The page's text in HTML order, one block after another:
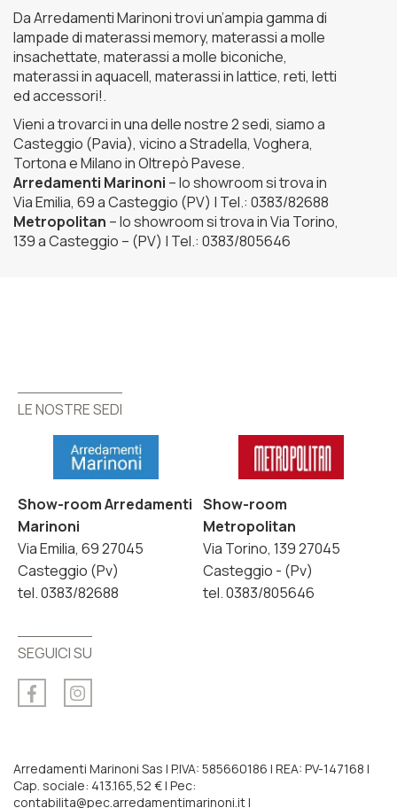
Da Arredamenti Marinoni trovi un’ampia gamma di
lampade di materassi memory, materassi a molle
insachettate, materassi a molle biconiche,
materassi in aquacell, materassi in lattice, reti, letti
ed accessori!.
Vieni a trovarci in una delle nostre 2 sedi, siamo a
Casteggio (Pavia), vicino a Stradella, Voghera,
Tortona e Milano in Oltrepò Pavese.
Arredamenti Marinoni – lo showroom si trova in
Via Emilia, 69 a Casteggio (PV) | Tel.: 0383/82688
Metropolitan – lo showroom si trova in Via Torino,
139 a Casteggio – (PV) | Tel.: 0383/805646
LE NOSTRE SEDI
Show-room Arredamenti
Marinoni
Via Emilia, 69 27045
Casteggio (Pv)
tel. 0383/82688
Show-room
Metropolitan
Via Torino, 139 27045
Casteggio - (Pv)
tel. 0383/805646
SEGUICI SU
Arredamenti Marinoni Sas | P.IVA: 585660186 | REA: PV-147168 |
Cap. sociale: 413.165,52 € | Pec:
contabilita@pec.arredamentimarinoni.it |